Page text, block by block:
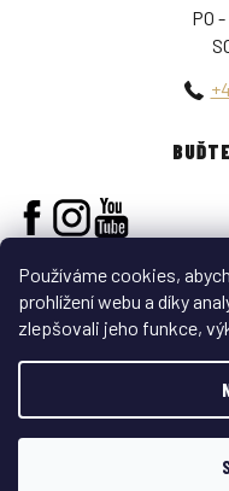
Používáme cookies,
prohlížení webu a díky
zlepšovali jeho funkce,
PO